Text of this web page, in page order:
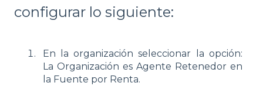
configurar lo siguiente:
En la organización seleccionar la opción:
La Organización es Agente Retenedor en
la Fuente por Renta.